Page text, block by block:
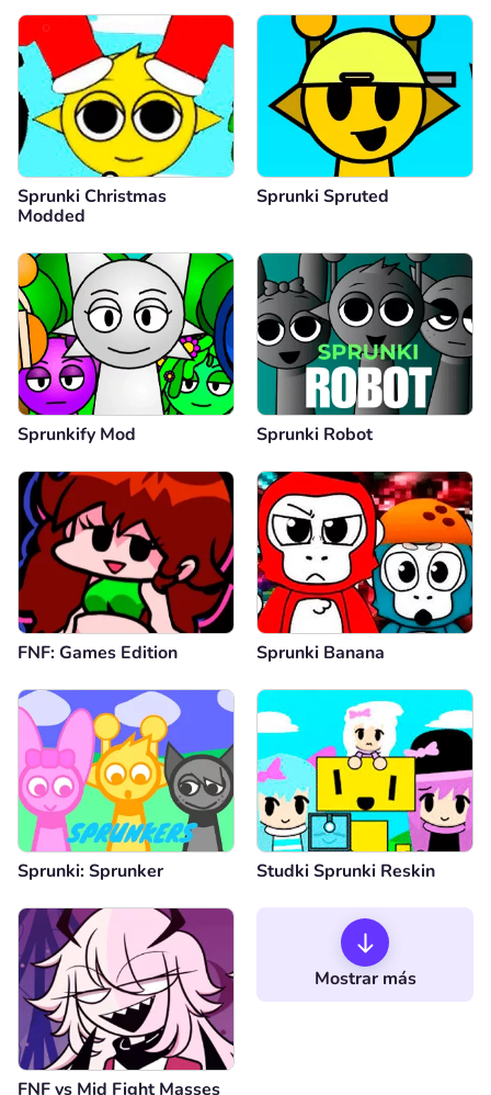
Sprunki Christmas
Modded
Sprunki Spruted
Sprunkify Mod Sprunki Robot
FNF: Games Edition Sprunki Banana
Sprunki: Sprunker Studki Sprunki Reskin
FNF vs Mid Fight Masses
Mostrar más